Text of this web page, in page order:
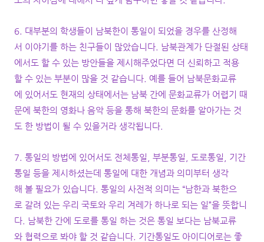
6. 대부분의 학생들이 남북한이 통일이 되었을 경우를 산정해
서 이야기를 하는 친구들이 많았습니다. 남북관계가 단절된 상태
에서도 할 수 있는 방안들을 제시해주었다면 더 신뢰하고 적용
할 수 있는 부분이 많을 것 같습니다. 예를 들어 남북문화교류
에 있어서도 현재의 상태에서는 남북 간에 문화교류가 어렵기 때
문에 북한의 영화나 음악 등을 통해 북한의 문화를 알아가는 것
도 한 방법이 될 수 있을거라 생각됩니다.
7. 통일의 방법에 있어서도 전체통일, 부분통일, 도로통일, 기간
통일 등을 제시하셨는데 통일에 대한 개념과 의미부터 생각
해 볼 필요가 있습니다. 통일의 사전적 의미는 “남한과 북한으
로 갈려 있는 우리 국토와 우리 겨레가 하나로 되는 일”을 뜻합니
다. 남북한 간에 도로를 통일 하는 것은 통일 보다는 남북교류
와 협력으로 봐야 할 것 같습니다. 기간통일도 아이디어로는 좋